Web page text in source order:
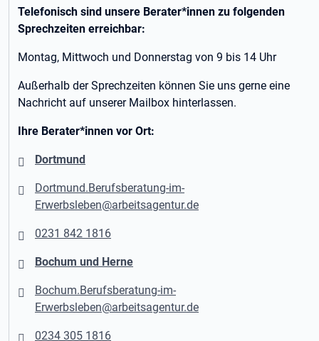
Telefonisch sind unsere Berater*innen zu folgenden
Sprechzeiten erreichbar:
Montag, Mittwoch und Donnerstag von 9 bis 14 Uhr
Außerhalb der Sprechzeiten können Sie uns gerne eine
Nachricht auf unserer Mailbox hinterlassen.
Ihre Berater*innen vor Ort:
Dortmund
Dortmund.Berufsberatung-im-
Erwerbsleben@arbeitsagentur.de
0231 842 1816
Bochum und Herne
Bochum.Berufsberatung-im-
Erwerbsleben@arbeitsagentur.de
0234 305 1816